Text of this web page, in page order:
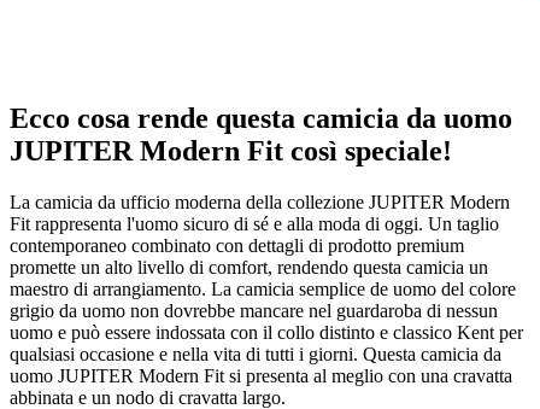
Ecco cosa rende questa camicia da uomo
JUPITER Modern Fit così speciale!
La camicia da ufficio moderna della collezione JUPITER Modern
Fit rappresenta l'uomo sicuro di sé e alla moda di oggi. Un taglio
contemporaneo combinato con dettagli di prodotto premium
promette un alto livello di comfort, rendendo questa camicia un
maestro di arrangiamento. La camicia semplice de uomo del colore
grigio da uomo non dovrebbe mancare nel guardaroba di nessun
uomo e può essere indossata con il collo distinto e classico Kent per
qualsiasi occasione e nella vita di tutti i giorni. Questa camicia da
uomo JUPITER Modern Fit si presenta al meglio con una cravatta
abbinata e un nodo di cravatta largo.